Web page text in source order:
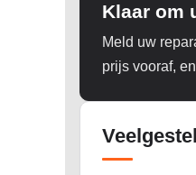
Klaar om
Meld uw
prijs vooraf,